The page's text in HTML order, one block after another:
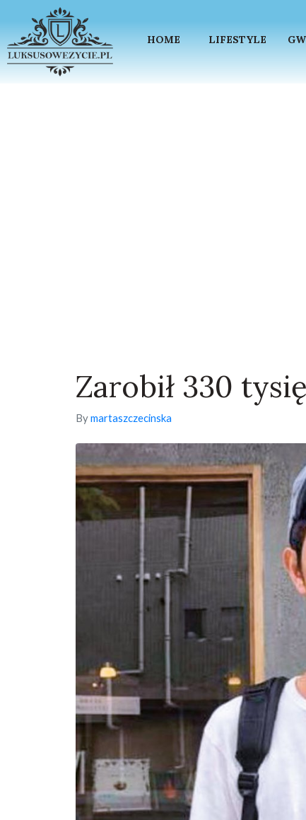
HOME LIFESTYLE
Zarobił 330
Bymartaszczecinska